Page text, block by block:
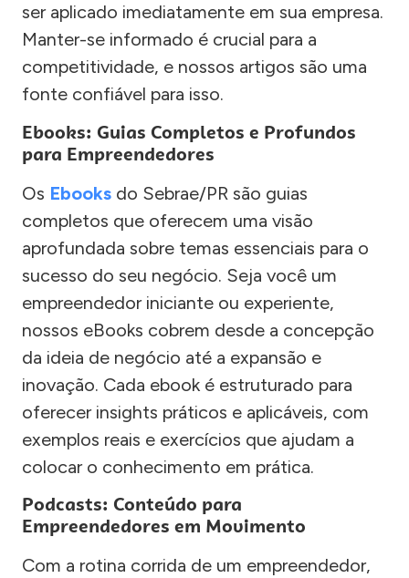
ser aplicado imediatamente em sua empresa.
Manter-se informado é crucial para a
competitividade, e nossos artigos são uma
fonte confiável para isso.
Ebooks: Guias Completos e Profundos
para Empreendedores
Os Ebooks do Sebrae/PR são guias
completos que oferecem uma visão
aprofundada sobre temas essenciais para o
sucesso do seu negócio. Seja você um
empreendedor iniciante ou experiente,
nossos eBooks cobrem desde a concepção
da ideia de negócio até a expansão e
inovação. Cada ebook é estruturado para
oferecer insights práticos e aplicáveis, com
exemplos reais e exercícios que ajudam a
colocar o conhecimento em prática.
Podcasts: Conteúdo para
Empreendedores em Movimento
Com a rotina corrida de um empreendedor,